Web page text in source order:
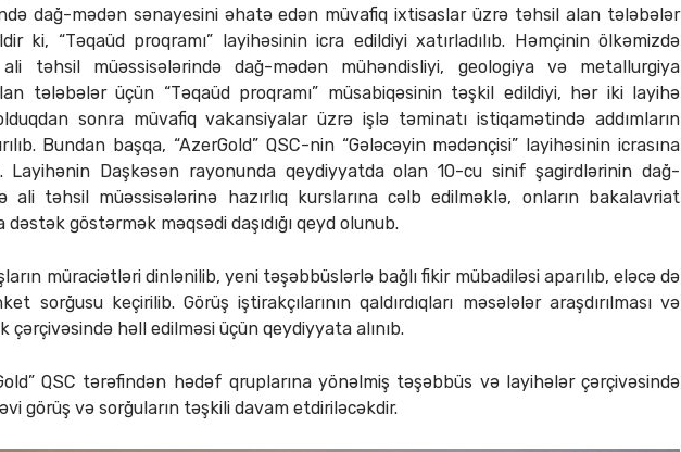
dağ-mədən sənayesini əhatə edən müvafiq ixtisaslar üzrə təhsil alan tələbələr
ki, “Təqaüd proqramı” layihəsinin icra edildiyi xatırladılıb. Həmçinin ölkəmizdə
təhsil müəssisələrində dağ-mədən mühəndisliyi, geologiya və metallurgiya
tələbələr üçün “Təqaüd proqramı” müsabiqəsinin təşkil edildiyi, hər iki layihə
sonra müvafiq vakansiyalar üzrə işlə təminatı istiqamətində addımların
Bundan başqa, “AzerGold” QSC-nin “Gələcəyin mədənçisi” layihəsinin icrasına
Layihənin Daşkəsən rayonunda qeydiyyatda olan 10-cu sinif şagirdlərinin dağ-
ali təhsil müəssisələrinə hazırlıq kurslarına cəlb edilməklə, onların bakalavriat
göstərmək məqsədi daşıdığı qeyd olunub.
müraciətləri dinlənilib, yeni təşəbbüslərlə bağlı fikir mübadiləsi aparılıb, eləcə də
sorğusu keçirilib. Görüş iştirakçılarının qaldırdıqları məsələlər araşdırılması və
çərçivəsində həll edilməsi üçün qeydiyyata alınıb.
QSC tərəfindən hədəf qruplarına yönəlmiş təşəbbüs və layihələr çərçivəsində
görüş və sorğuların təşkili davam etdiriləcəkdir.